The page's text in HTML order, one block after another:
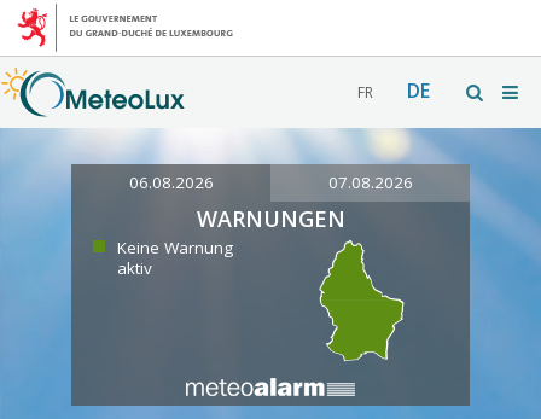
FR DE
06.08.2026 07.08.2026
WARNUNGEN
Keine Warnung
aktiv